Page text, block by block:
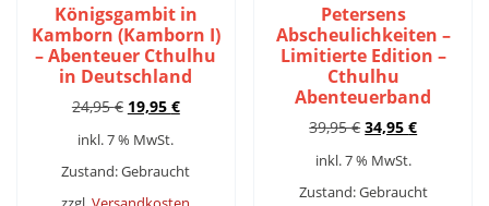
Königsgambit in
Kamborn (Kamborn I)
– Abenteuer Cthulhu
in Deutschland
24,95€ Ursprünglicher
war:
24,95 €
19,95 €Aktueller
19,95 €.
inkl. 7 % MwSt.
Zustand: Gebraucht
Petersens
Abscheulichkeiten –
Limitierte Edition –
Cthulhu
Abenteuerband
39,95€ Ursprünglicher
war:
39,95 €
34,95€Aktueller
34,95 €.
inkl. 7 % MwSt.
Zustand: Gebraucht